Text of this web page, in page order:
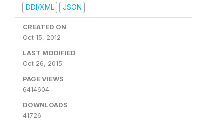
DDI/XML
JSON
CREATED ON
Oct 15, 2012
LAST MODIFIED
Oct 26, 2015
PAGE VIEWS
6414604
DOWNLOADS
41726